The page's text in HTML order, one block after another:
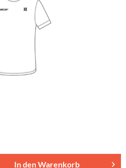
In denWarenkorb